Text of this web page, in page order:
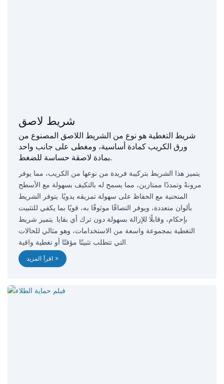
شريط لاصق
شريط التغطية هو نوع من الشريط اللاصق المصنوع من
ورق الكريب كمادة أساسية، ومغطى على جانب واحد
بمادة لاصقة حساسة للضغط.
يتميز هذا الشريط بتركيبة فريدة من نوعها من الكريب، مما يوفر
مرونةً وتمددًا ممتازين، مما يسمح له بالتكيف بسهولة مع الأسطح
المنحنية مع الحفاظ على سهولة تمزيقه يدويًا. يتوفر الشريط
بألوان متعددة، ويوفر التصاقًا موثوقًا به، قويًا بما يكفي للتثبيت
بإحكام، وقابلًا للإزالة بسهولة دون ترك أي بقايا. يتميز شريط
التغطية بمجموعة واسعة من الاستخدامات، وهو مثالي للحالات
التي تتطلب تثبيتًا مؤقتًا أو تغطية واقية.
اقرأ المزيد >